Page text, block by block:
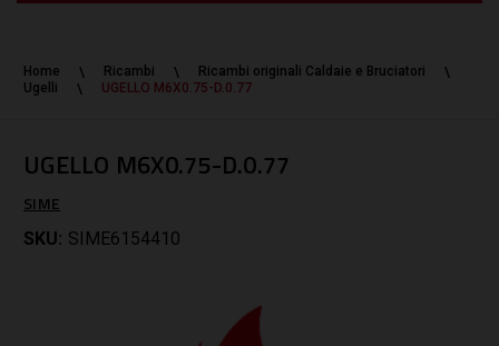
Home Ricambi
Ricambi originali Caldaie e Bruciatori
Ugelli
UGELLO M6X0.75-D.0.77
UGELLO M6X0.75-D.0.77
SIME
SKU: SIME6154410